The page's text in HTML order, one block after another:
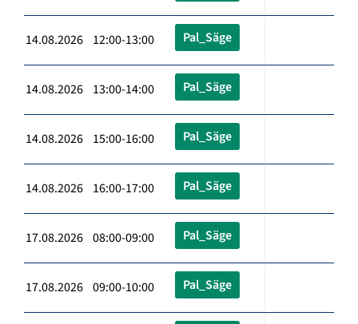
14.08.2026 12:00-13:00 Pal_Säge
14.08.2026 13:00-14:00 Pal_Säge
14.08.2026 15:00-16:00 Pal_Säge
14.08.2026 16:00-17:00 Pal_Säge
17.08.2026 08:00-09:00 Pal_Säge
17.08.2026 09:00-10:00 Pal_Säge